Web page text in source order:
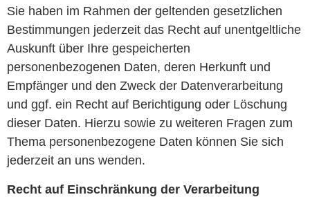
Sie haben im Rahmen der geltenden gesetzlichen
Bestimmungen jederzeit das Recht auf unentgeltliche
Auskunft über Ihre gespeicherten
personenbezogenen Daten, deren Herkunft und
Empfänger und den Zweck der Datenverarbeitung
und ggf. ein Recht auf Berichtigung oder Löschung
dieser Daten. Hierzu sowie zu weiteren Fragen zum
Thema personenbezogene Daten können Sie sich
jederzeit an uns wenden.
Recht auf Einschränkung der Verarbeitung